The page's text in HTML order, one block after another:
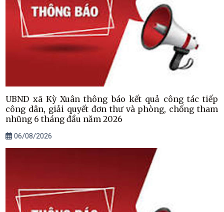
UBND xã Kỳ Xuân thông báo kết quả công tác tiếp
công dân, giải quyết đơn thư và phòng, chống tham
nhũng 6 tháng đầu năm 2026
06/08/2026